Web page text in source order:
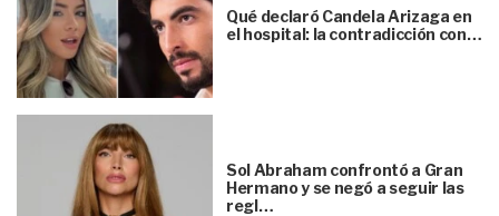
Qué declaró Candela Arizaga en
el hospital: la contradicción con…
Sol Abraham confrontó a Gran
Hermano y se negó a seguir las
regl…